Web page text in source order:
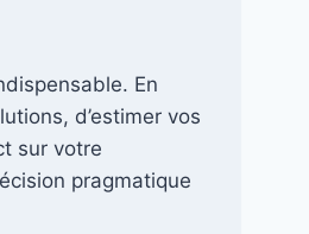
En
d’estimer vos
sur votre
pragmatique